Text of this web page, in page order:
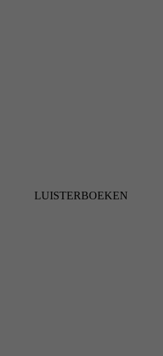
LUISTERBOEKEN